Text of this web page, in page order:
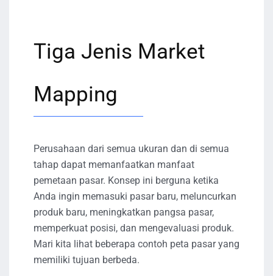
Tiga Jenis Market
Mapping
Perusahaan dari semua ukuran dan di semua
tahap dapat memanfaatkan manfaat
pemetaan pasar. Konsep ini berguna ketika
Anda ingin memasuki pasar baru, meluncurkan
produk baru, meningkatkan pangsa pasar,
memperkuat posisi, dan mengevaluasi produk.
Mari kita lihat beberapa contoh peta pasar yang
memiliki tujuan berbeda.